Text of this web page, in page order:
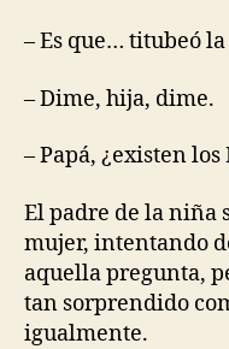
– Es que… titubeó
– Dime, hija, dime.
– Papá, ¿existen los
El padre de la niña
mujer, intentando
aquella pregunta,
tan sorprendido
igualmente.